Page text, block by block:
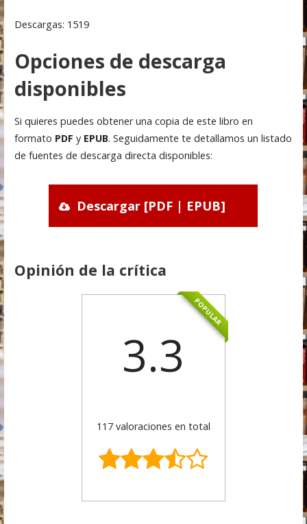
Descargas: 1519
Opciones de descarga
disponibles
Si quieres puedes obtener una copia de este libro en
formato PDF y EPUB. Seguidamente te detallamos un listado
de fuentes de descarga directa disponibles:
Descargar [PDF | EPUB]
Opinión de la crítica
POPULAR
3.3
117 valoraciones en total